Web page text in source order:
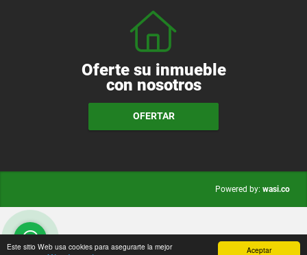
Aceptar
Este sitio Web usa cookies para asegurarte la mejor
Oferte su inmueble
con nosotros
OFERTAR
Powered by: wasi.co